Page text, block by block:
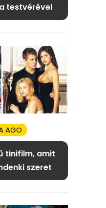
testvérével
AGO
tinifilm, amit
szeret